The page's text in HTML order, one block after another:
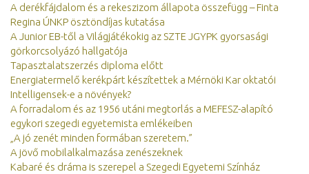
A derékfájdalom és a rekeszizom állapota összefügg – Finta
Regina ÚNKP ösztöndíjas kutatása
A Junior EB-től a Világjátékokig az SZTE JGYPK gyorsasági
görkorcsolyázó hallgatója
Tapasztalatszerzés diploma előtt
Energiatermelő kerékpárt készítettek a Mérnöki Kar oktatói
Intelligensek-e a növények?
A forradalom és az 1956 utáni megtorlás a MEFESZ-alapító
egykori szegedi egyetemista emlékeiben
„A jó zenét minden formában szeretem.”
A jövő mobilalkalmazása zenészeknek
Kabaré és dráma is szerepel a Szegedi Egyetemi Színház